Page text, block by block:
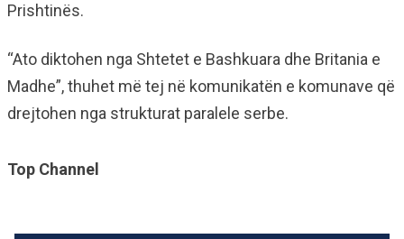
Prishtinës.
“Ato diktohen nga Shtetet e Bashkuara dhe Britania e
Madhe”, thuhet më tej në komunikatën e komunave që
drejtohen nga strukturat paralele serbe.
Top Channel